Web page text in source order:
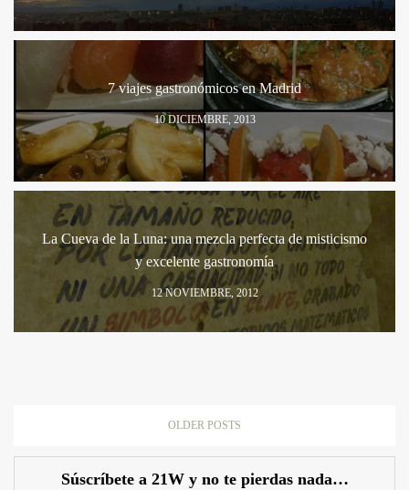
7 viajes gastronómicos en Madrid
10 DICIEMBRE, 2013
La Cueva de la Luna: una mezcla perfecta de misticismo
y excelente gastronomía
12 NOVIEMBRE, 2012
OLDER POSTS
Súscríbete a 21W y no te pierdas nada…